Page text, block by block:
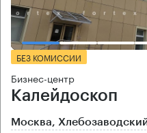
БЕЗ КОМИССИИ
Бизнес-центр
Калейдоскоп
Москва,